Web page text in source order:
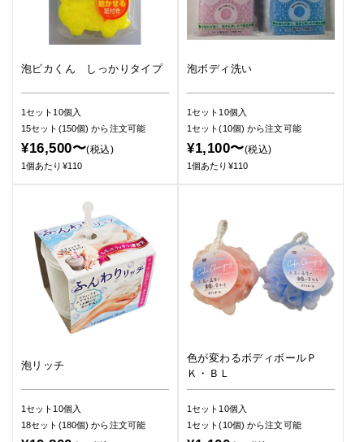
泡ピカくん しっかりタイプ
1セット10個入
15セット(150個)から注文可能
¥16,500〜(税込)
1個あたり¥110
泡ボディ洗い
1セット10個入
1セット(10個)から注文可能
¥1,100〜(税込)
1個あたり¥110
泡リッチ
1セット10個入
18セット(180個)から注文可能
色が変わるボディボールＰ
Ｋ・ＢＬ
1セット10個入
1セット(10個)から注文可能